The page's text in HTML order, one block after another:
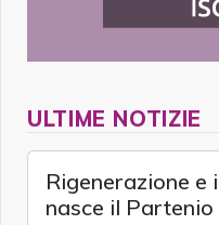
ULTIME NOTIZIE
Rigenerazione e
nasce il